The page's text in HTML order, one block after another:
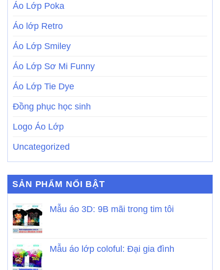
Áo Lớp Poka
Áo lớp Retro
Áo Lớp Smiley
Áo Lớp Sơ Mi Funny
Áo Lớp Tie Dye
Đồng phục học sinh
Logo Áo Lớp
Uncategorized
SẢN PHẨM NỔI BẬT
Mẫu áo 3D: 9B mãi trong tim tôi
Mẫu áo lớp coloful: Đại gia đình